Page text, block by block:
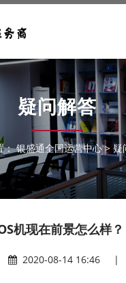
疑问解答
：银盛通全国运营中心> 疑
机现在前景怎么样？
2020-08-14 16:46 |